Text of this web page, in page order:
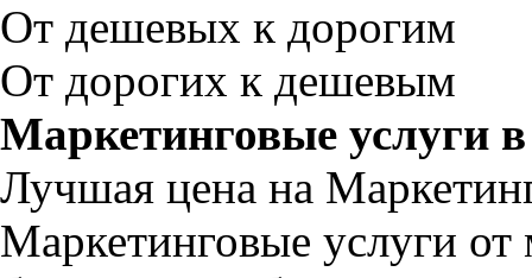
От дешевых к дорогим
От дорогих к дешевым
Маркетинговые услуги
Лучшая цена на
Маркетинговые услуги от